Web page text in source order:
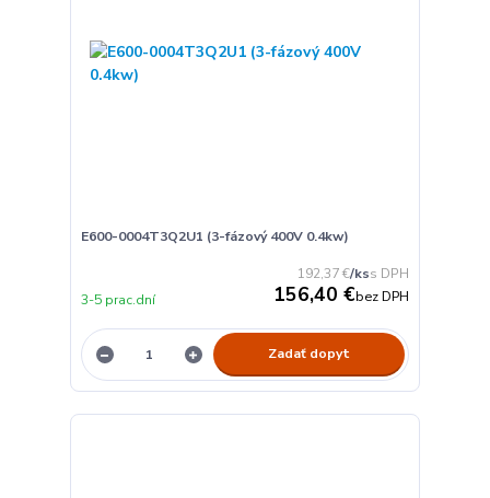
E600-0004T3Q2U1 (3-fázový 400V 0.4kw)
192,37 €/ks
156,40 €bez DPH
3-5 prac.dní
Zadať dopyt